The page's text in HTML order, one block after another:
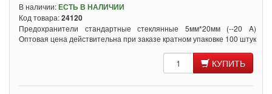
В наличии:ЕСТЬ В НАЛИЧИИ
Код товара:24120
Предохранители стандартные стеклянные 5мм*20мм (--20 A)
Оптовая цена действительна при заказе кратном упаковке 100 штук
КУПИТЬ